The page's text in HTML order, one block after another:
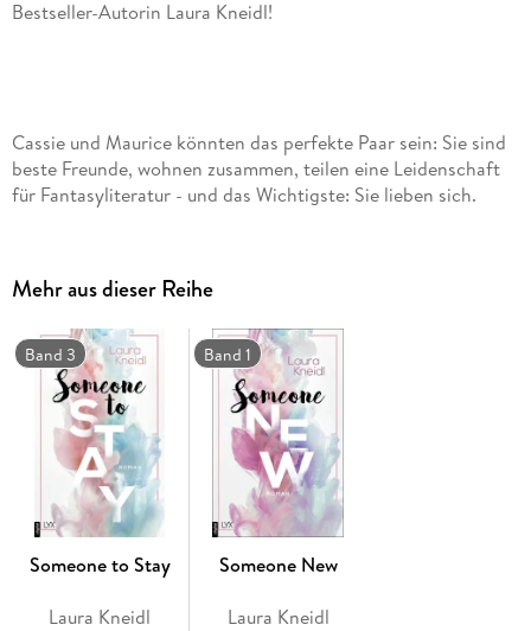
Cassie und Maurice könnten das perfekte Paar sein: Sie sind
beste Freunde, wohnen zusammen, teilen eine Leidenschaft
für Fantasyliteratur - und das Wichtigste: Sie lieben sich.
von der Außenwelt zurück und pflegt einen engen
Freundeskreis. Und je mehr Zeit vergeht, desto stärker
befürchtet sie, dass das, was sie und Auri verbindet, vielleicht
nicht so stark ist wie das, was sie trennt ...
Mehr aus dieser Reihe
Band 3
Someone to Stay
Laura Kneidl
Band 1
Someone New
Laura Kneidl